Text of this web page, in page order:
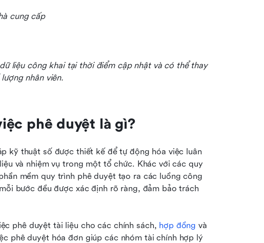
cung cấp
liệu công khai tại thời điểm cập nhật và có thể thay
nhân viên.
phê duyệt là gì?
kỹ thuật số được thiết kế để tự động hóa việc luân
và nhiệm vụ trong một tổ chức. Khác với các quy
mềm quy trình phê duyệt tạo ra các luồng công
bước đều được xác định rõ ràng, đảm bảo trách
phê duyệt tài liệu cho các chính sách, hợp đồng và
phê duyệt hóa đơn giúp các nhóm tài chính hợp lý